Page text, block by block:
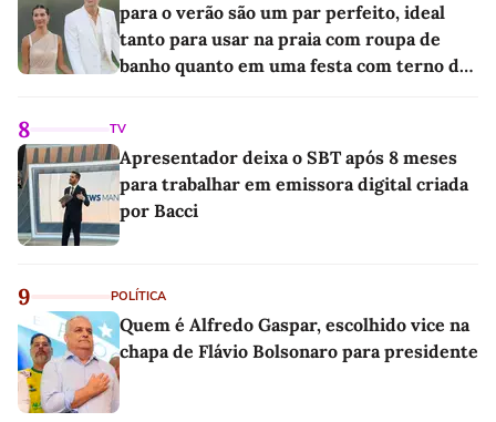
para o verão são um par perfeito, ideal
tanto para usar na praia com roupa de
banho quanto em uma festa com terno de
8 TV
Apresentador deixa o SBT após 8 meses
para trabalhar em emissora digital criada
por Bacci
9 POLÍTICA
Quem é Alfredo Gaspar, escolhido vice na
chapa de Flávio Bolsonaro para presidente